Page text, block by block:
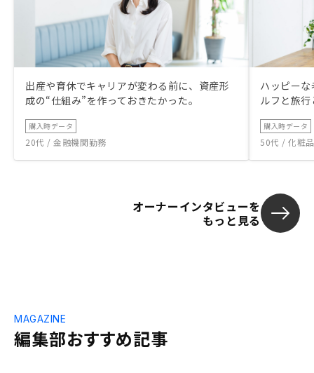
出産や育休でキャリアが変わる前に、資産形
成の“仕組み”を作っておきたかった。
購入時データ
20代 / 金融機関勤務
ハッピー
ルフと旅
購入時データ
50代 / 化粧
オーナーインタビューを
もっと見る
編集部おすすめ記事
MAGAZINE